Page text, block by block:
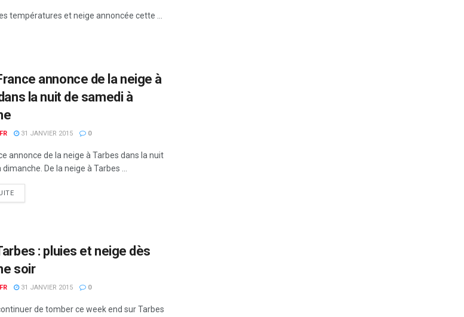
températures et neige annoncée cette ...
annonce de la neige à
la nuit de samedi à
31 JANVIER 2015 0
annonce de la neige à Tarbes dans la nuit
De la neige à Tarbes ...
DETAILS
: pluies et neige dès
soir
31 JANVIER 2015 0
de tomber ce week end sur Tarbes